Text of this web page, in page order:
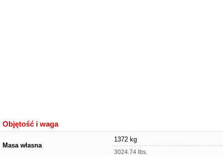
Objętość i waga
Masa własna
1372 kg
3024.74 lbs.